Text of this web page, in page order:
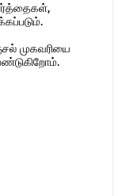
முகவரியை